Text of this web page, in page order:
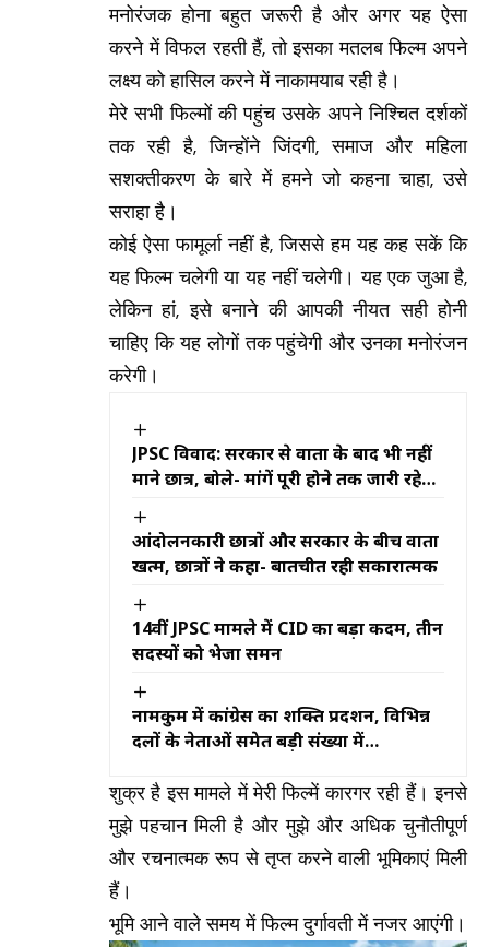
मनोरंजक होना बहुत जरूरी है और अगर यह ऐसा
करने में विफल रहती हैं, तो इसका मतलब फिल्म अपने
लक्ष्य को हासिल करने में नाकामयाब रही है।
मेरे सभी फिल्मों की पहुंच उसके अपने निश्चित दर्शकों
तक रही है, जिन्होंने जिंदगी, समाज और महिला
सशक्तीकरण के बारे में हमने जो कहना चाहा, उसे
सराहा है।
कोई ऐसा फामूर्ला नहीं है, जिससे हम यह कह सकें कि
यह फिल्म चलेगी या यह नहीं चलेगी। यह एक जुआ है,
लेकिन हां, इसे बनाने की आपकी नीयत सही होनी
चाहिए कि यह लोगों तक पहुंचेगी और उनका मनोरंजन
करेगी।
JPSC विवाद: सरकार से वार्ता के बाद भी नहीं
माने छात्र, बोले- मांगें पूरी होने तक जारी रहेगा
आंदोलनकारी छात्रों और सरकार के बीच वार्ता
खत्म, छात्रों ने कहा- बातचीत रही सकारात्मक
14वीं JPSC मामले में CID का बड़ा कदम, तीन
सदस्यों को भेजा समन
नामकुम में कांग्रेस का शक्ति प्रदर्शन, विभिन्न
दलों के नेताओं समेत बड़ी संख्या में
शुक्र है इस मामले में मेरी फिल्में कारगर रही हैं। इनसे
मुझे पहचान मिली है और मुझे और अधिक चुनौतीपूर्ण
और रचनात्मक रूप से तृप्त करने वाली भूमिकाएं मिली
हैं।
भूमि आने वाले समय में फिल्म दुर्गावती में नजर आएंगी।